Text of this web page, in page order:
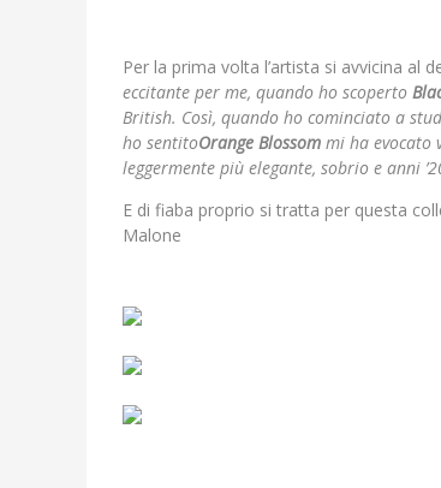
Per la prima volta l’artista si avvicina al
eccitante per me, quando ho scoperto
British. Così, quando ho cominciato a
ho sentitoOrange Blossom mi ha evocato
leggermente più elegante, sobrio e anni
E di fiaba proprio si tratta per questa
Malone